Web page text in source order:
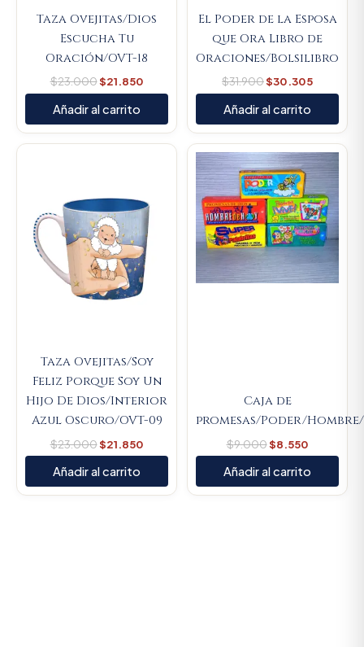
Taza Ovejitas/Dios
Escucha Tu
Oración/OVT-18
$23.000$21.850
Añadir al carrito
El Poder de la Esposa
que Ora Libro de
Oraciones/Bolsilibro
$31.900$30.305
Añadir al carrito
Taza Ovejitas/Soy
Feliz Porque Soy Un
Hijo De Dios/Interior
Azul Oscuro/OVT-09
$23.000$21.850
Current
Añadir al carrito
Caja de
promesas/Poder/
$9.000
Original
price
was:
$9.000.
$8.550
Current
price
is:
$8.550.
Añadir al carrito